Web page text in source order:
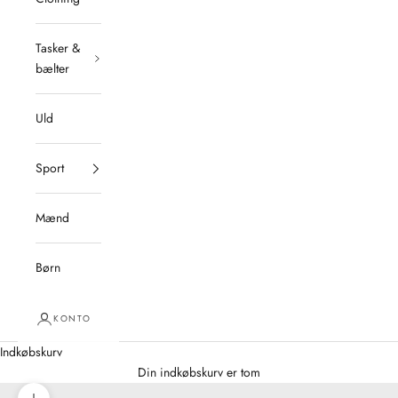
Tasker &
bælter
Uld
Sport
Mænd
Børn
KONTO
Indkøbskurv
Din indkøbskurv er tom